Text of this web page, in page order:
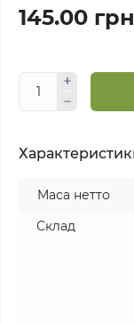
145.00
Маса нетто
Склад